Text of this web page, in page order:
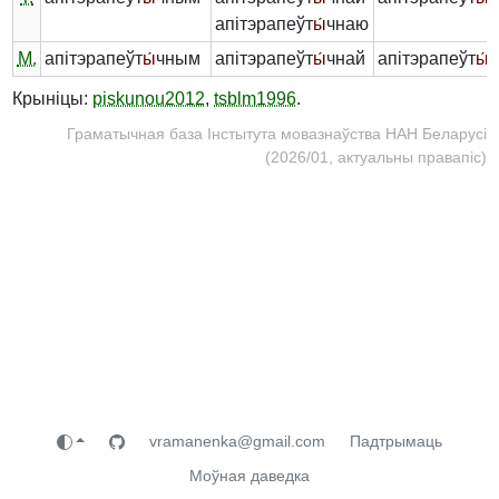
апітэрапеўты́чнаю
М. апітэрапеўты́чным апітэрапеўты́чнай апітэрапеўты́
Крыніцы: piskunou2012, tsblm1996.
Граматычная база Інстытута мовазнаўства НАН Беларусі
(2026/01, актуальны правапіс)
vramanenka@gmail.com
Падтрымаць
Моўная даведка